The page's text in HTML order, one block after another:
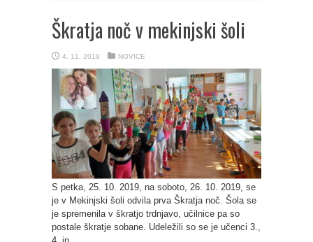
Škratja noč v mekinjski šoli
4. 11. 2019 NOVICE
S petka, 25. 10. 2019, na soboto, 26. 10. 2019, se
je v Mekinjski šoli odvila prva Škratja noč. Šola se
je spremenila v škratjo trdnjavo, učilnice pa so
postale škratje sobane. Udeležili so se je učenci 3.,